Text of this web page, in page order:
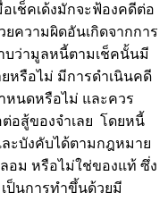
เช็คเด้งมักจะฟ้องคดีต่อ
ความผิดอันเกิดจากการ
บว่ามูลหนี้ตามเช็คนั้นมี
หรือไม่ มีการดำเนินคดี
หนดหรือไม่ และควร
อสู้ของจำเลย โดยหนี้
ะบังคับได้ตามกฎหมาย
อม หรือไม่ใช่ของแท้ ซึ่ง
ป็นการทำขึ้นด้วยมี